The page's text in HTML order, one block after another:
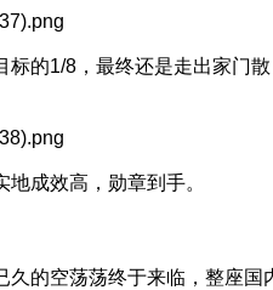
标的1/8，最终还是走出家门散
成效高，勋章到手。
久的空荡荡终于来临，整座国